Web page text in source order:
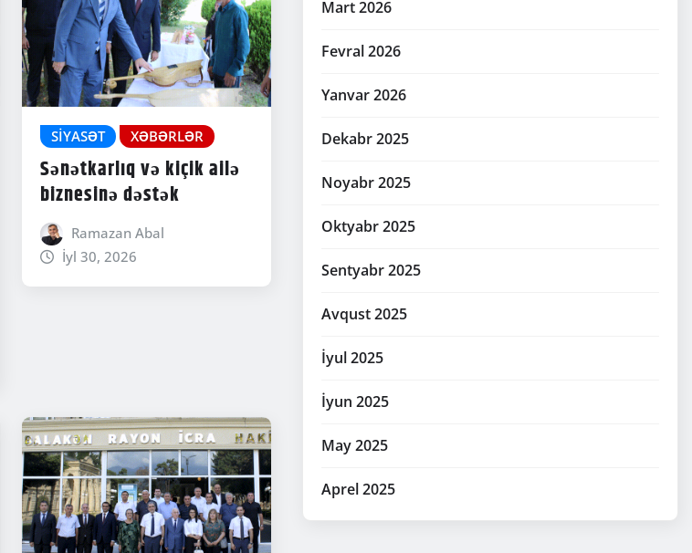
SIYASƏT XƏBƏRLƏR
Sənətkarlıq və kiçik ailə
biznesinə dəstək
Ramazan Abal
İyl 30, 2026
Mart 2026
Fevral 2026
Yanvar 2026
Dekabr 2025
Noyabr 2025
Oktyabr 2025
Sentyabr 2025
Avqust 2025
İyul 2025
İyun 2025
May 2025
Aprel 2025